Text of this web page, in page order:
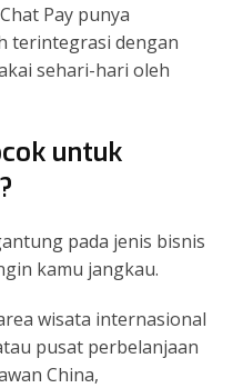
Pay punya
terintegrasi dengan
sehari-hari oleh
untuk
pada jenis bisnis
kamu jangkau.
wisata internasional
pusat perbelanjaan
China,